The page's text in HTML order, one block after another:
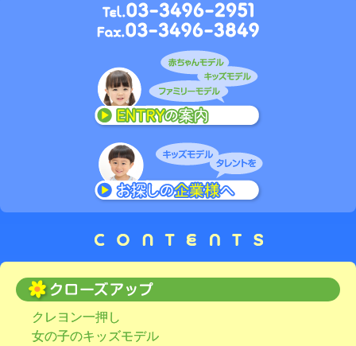
クレヨン一押し
女の子のキッズモデル